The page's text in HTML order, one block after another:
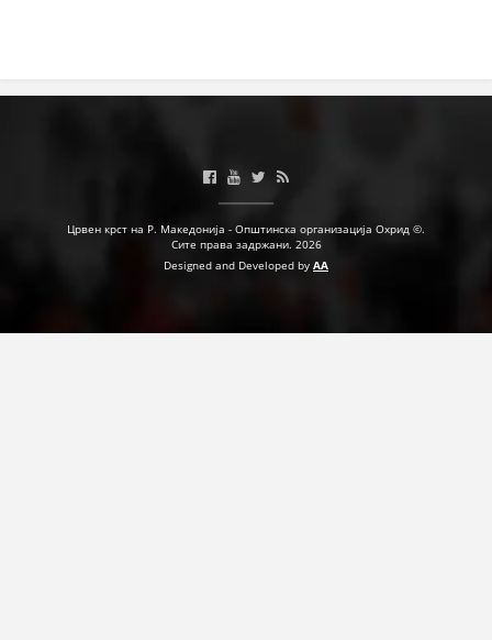
Црвен крст на Р. Македонија - Општинска организација Охрид ©.
Сите права задржани. 2026
Designed and Developed by AA